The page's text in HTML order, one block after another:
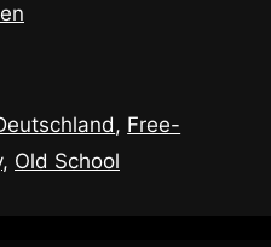
, Free-
, Old School